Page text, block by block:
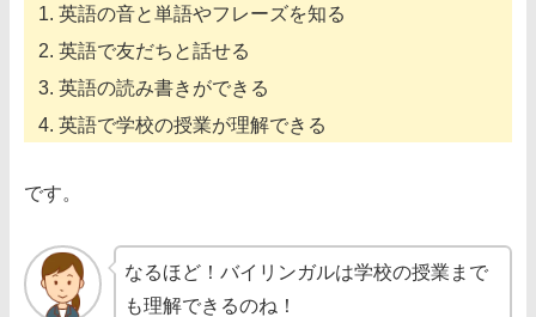
英語の音と単語やフレーズを知る
英語で友だちと話せる
英語の読み書きができる
英語で学校の授業が理解できる
です。
なるほど！バイリンガルは学校の授業まで
も理解できるのね！